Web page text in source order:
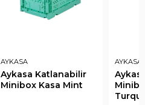
AYKASA
Aykasa Katlanabilir
Minibox Kasa Mint
AYKASA